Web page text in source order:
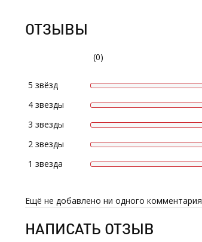
ОТЗЫВЫ
(0)
5 звёзд
4 звезды
3 звезды
2 звезды
1 звезда
Ещё не добавлено ни одного комментария
НАПИСАТЬ ОТЗЫВ